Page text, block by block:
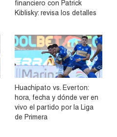
financiero con Patrick
Kiblisky: revisa los detalles
Huachipato vs. Everton:
hora, fecha y dónde ver en
vivo el partido por la Liga
de Primera